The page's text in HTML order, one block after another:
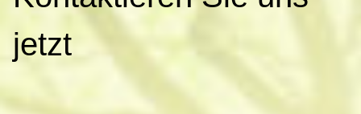
n
tjetzt